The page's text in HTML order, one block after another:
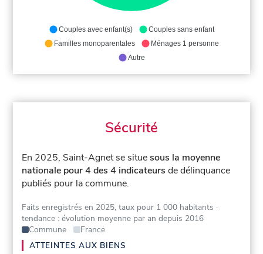
Couples avec enfant(s)
Couples sans enfant
Familles monoparentales
Ménages 1 personne
Autre
Sécurité
En 2025, Saint-Agnet se situesous la moyenne
nationale pour 4 des 4 indicateurs de délinquance
publiés pour la commune.
Faits enregistrés en 2025, taux pour 1 000 habitants ·
tendance : évolution moyenne par an depuis 2016
Commune
France
ATTEINTES AUX BIENS